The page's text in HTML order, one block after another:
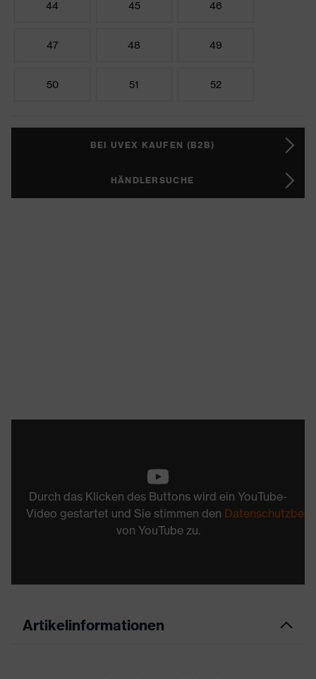
44 45 46
47 48 49
50 51 52
BEI UVEX KAUFEN (B2B)
HÄNDLERSUCHE
Durch das Klicken des Buttons wird ein YouTube-
Video gestartet und Sie stimmen den
von YouTube zu.
Artikelinformationen